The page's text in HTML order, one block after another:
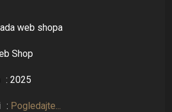
web shopa
Shop
: 2025
: Pogledajte...